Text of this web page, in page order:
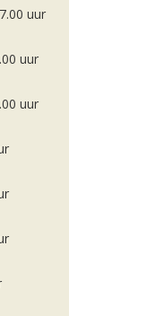
uur
uur
uur